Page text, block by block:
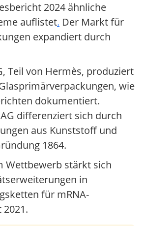
2024 ähnliche
auflistet. Der Markt für
expandiert durch
Teil von Hermès, produziert
wie
dokumentiert.
differenziert sich durch
aus Kunststoff und
1864.
Wettbewerb stärkt sich
in
für mRNA-